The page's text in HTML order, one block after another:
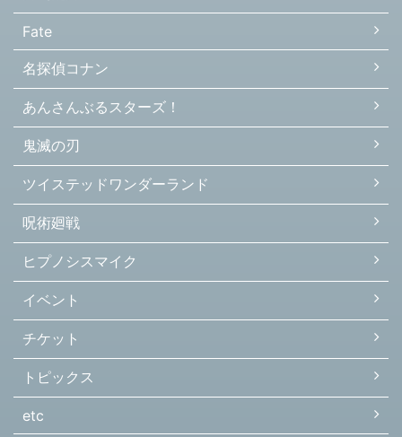
Fate
名探偵コナン
あんさんぶるスターズ！
鬼滅の刃
ツイステッドワンダーランド
呪術廻戦
ヒプノシスマイク
イベント
チケット
トピックス
etc